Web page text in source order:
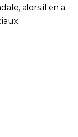
alors il en a